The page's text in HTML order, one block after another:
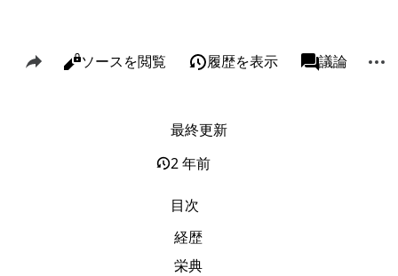
このページを共有
表示
閲覧ソースを閲覧 履歴を表示 associated-
ページ議論
リンク元
関連ページの更新状況
ページ情報
最終更新
2 年前
目次
経歴
栄典